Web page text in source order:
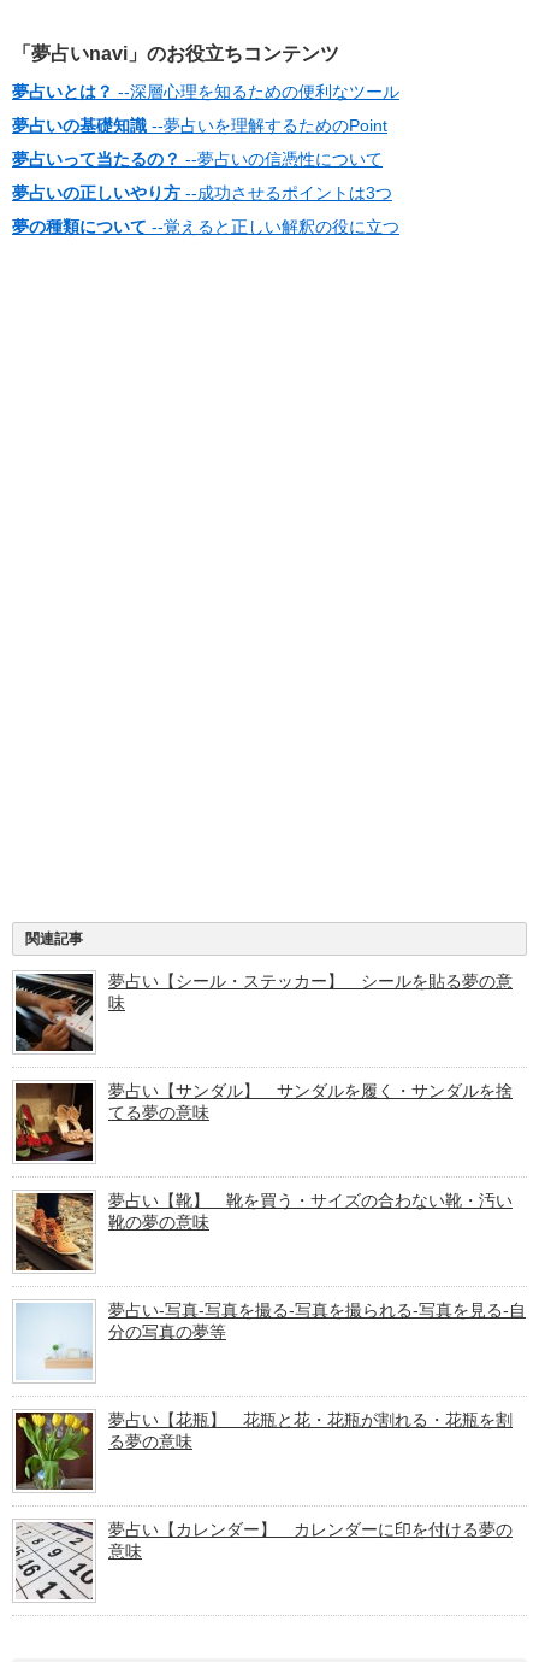
「夢占いnavi」のお役立ちコンテンツ
夢占いとは？ --深層心理を知るための便利なツール
夢占いの基礎知識 --夢占いを理解するためのPoint
夢占いって当たるの？ --夢占いの信憑性について
夢占いの正しいやり方 --成功させるポイントは3つ
夢の種類について --覚えると正しい解釈の役に立つ
関連記事
夢占い【シール・ステッカー】 シールを貼る夢の意
味
夢占い【サンダル】 サンダルを履く・サンダルを捨
てる夢の意味
夢占い【靴】 靴を買う・サイズの合わない靴・汚い
靴の夢の意味
夢占い-写真-写真を撮る-写真を撮られる-写真を見る-自
分の写真の夢等
夢占い【花瓶】 花瓶と花・花瓶が割れる・花瓶を割
る夢の意味
夢占い【カレンダー】 カレンダーに印を付ける夢の
意味